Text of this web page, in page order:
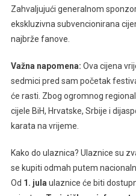
Zahvaljujući generalnom
ekskluzivna subvencionirana
najbrže fanove.
Važna napomena: Ova cijena
sedmici pred sam početak
će rasti. Zbog ogromnog
cijele BiH, Hrvatske, Srbije i
karata na vrijeme.
Kako do ulaznica? Ulaznice su
se kupiti odmah putem
Od 1. jula ulaznice će biti